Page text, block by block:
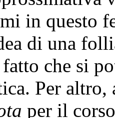
in questo
di una
che si
Per altro,
per il